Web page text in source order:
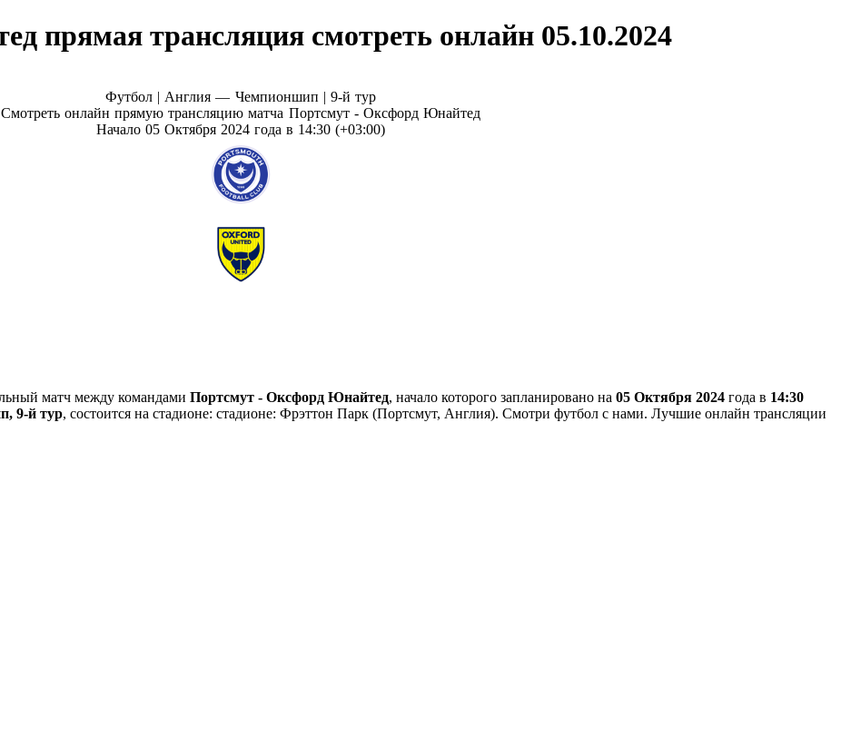
прямая трансляция смотреть онлайн 05.10.2024
Футбол | Англия — Чемпионшип | 9-й тур
Смотреть онлайн прямую трансляцию матча Портсмут - Оксфорд Юнайтед
Начало 05 Октября 2024 года в 14:30 (+03:00)
матч между командами Портсмут - Оксфорд Юнайтед, начало которого запланировано на 05 Октября 2024 года в 14:30
9-й тур, состоится на стадионе: стадионе: Фрэттон Парк (Портсмут, Англия). Смотри футбол с нами. Лучшие онлайн трансляции